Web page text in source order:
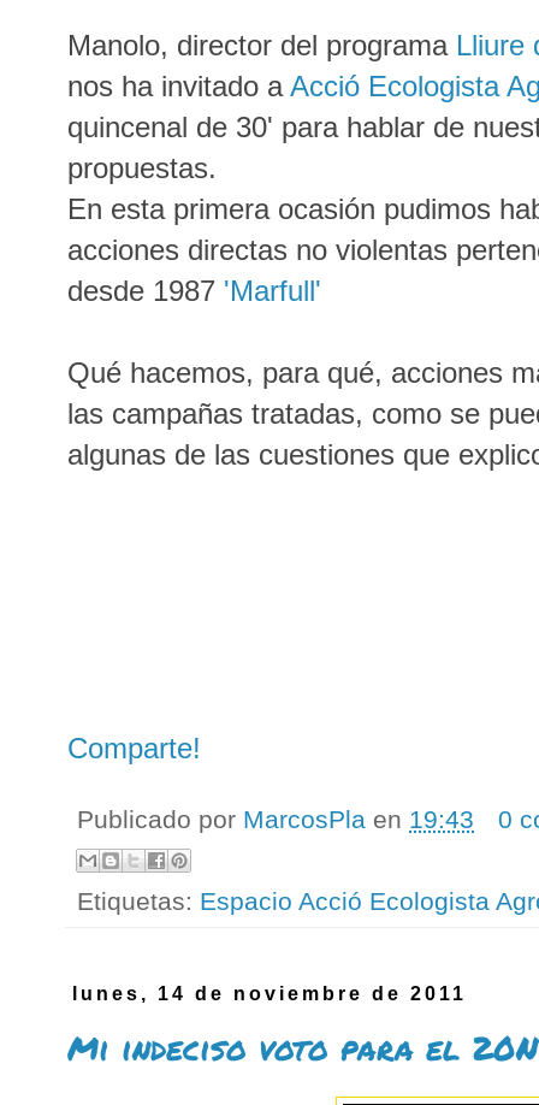
Manolo, director del programa Lliure
nos ha invitado aAcció Ecologista
quincenal de 30' para hablar de
propuestas.
En esta primera ocasión pudimos
acciones directas no violentas
desde 1987 'Marfull'
Qué hacemos, para qué, acciones
las campañas tratadas, como se
algunas de las cuestiones que
Comparte!
Publicado por MarcosPla en 19:43 0
Etiquetas: Espacio Acció Ecologista
lunes, 14 de noviembre de 2011
Mi indeciso voto para el 20N